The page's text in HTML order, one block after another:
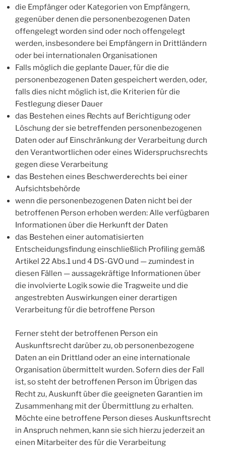
die Empfänger oder Kategorien von Empfängern,
gegenüber denen die personenbezogenen Daten
offengelegt worden sind oder noch offengelegt
werden, insbesondere bei Empfängern in Drittländern
oder bei internationalen Organisationen
Falls möglich die geplante Dauer, für die die
personenbezogenen Daten gespeichert werden, oder,
falls dies nicht möglich ist, die Kriterien für die
Festlegung dieser Dauer
das Bestehen eines Rechts auf Berichtigung oder
Löschung der sie betreffenden personenbezogenen
Daten oder auf Einschränkung der Verarbeitung durch
den Verantwortlichen oder eines Widerspruchsrechts
gegen diese Verarbeitung
das Bestehen eines Beschwerderechts bei einer
Aufsichtsbehörde
wenn die personenbezogenen Daten nicht bei der
betroffenen Person erhoben werden: Alle verfügbaren
Informationen über die Herkunft der Daten
das Bestehen einer automatisierten
Entscheidungsfindung einschließlich Profiling gemäß
Artikel 22 Abs.1 und 4 DS-GVO und — zumindest in
diesen Fällen — aussagekräftige Informationen über
die involvierte Logik sowie die Tragweite und die
angestrebten Auswirkungen einer derartigen
Verarbeitung für die betroffene Person
Ferner steht der betroffenen Person ein
Auskunftsrecht darüber zu, ob personenbezogene
Daten an ein Drittland oder an eine internationale
Organisation übermittelt wurden. Sofern dies der Fall
ist, so steht der betroffenen Person im Übrigen das
Recht zu, Auskunft über die geeigneten Garantien im
Zusammenhang mit der Übermittlung zu erhalten.
Möchte eine betroffene Person dieses Auskunftsrecht
in Anspruch nehmen, kann sie sich hierzu jederzeit an
einen Mitarbeiter des für die Verarbeitung